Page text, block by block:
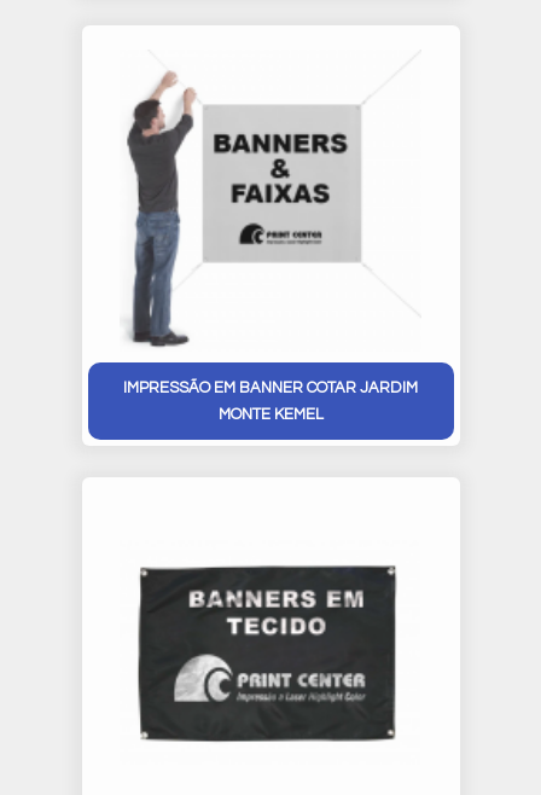
IMPRESSÃO EM BANNER COTAR JARDIM
MONTE KEMEL